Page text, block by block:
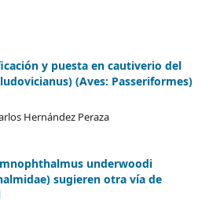
y puesta en cautiverio del
(Aves: Passeriformes)
Hernández Peraza
underwoodi
sugieren otra vía de